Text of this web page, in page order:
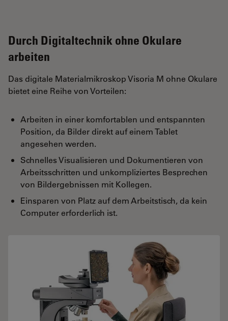
Durch Digitaltechnik ohne Okulare
arbeiten
Das digitale Materialmikroskop Visoria M ohne Okulare
bietet eine Reihe von Vorteilen:
Arbeiten in einer komfortablen und entspannten
Position, da Bilder direkt auf einem Tablet
angesehen werden.
Schnelles Visualisieren und Dokumentieren von
Arbeitsschritten und unkompliziertes Besprechen
von Bildergebnissen mit Kollegen.
Einsparen von Platz auf dem Arbeitstisch, da kein
Computer erforderlich ist.